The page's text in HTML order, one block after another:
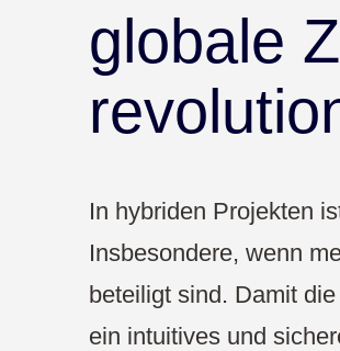
globale
In hybriden Projekten
Insbesondere, wenn
beteiligt sind. Damit
ein intuitives und